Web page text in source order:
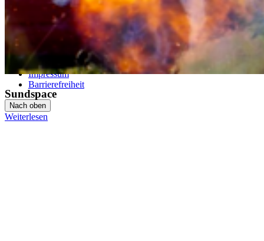
Sundspace
Weiterlesen
© 2026 Hochschule Stralsund
Datenschutz
Impressum
Barrierefreiheit
Nach oben